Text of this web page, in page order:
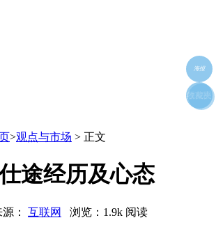
>观点与市场 > 正文
途经历及心态
： 互联网 浏览：1.9k 阅读
海报
好友
朋友圈
收藏夹